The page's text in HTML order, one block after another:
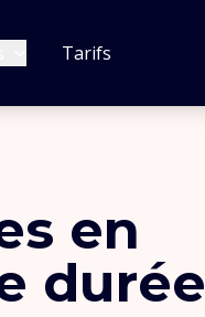
Tarifs
en
durée